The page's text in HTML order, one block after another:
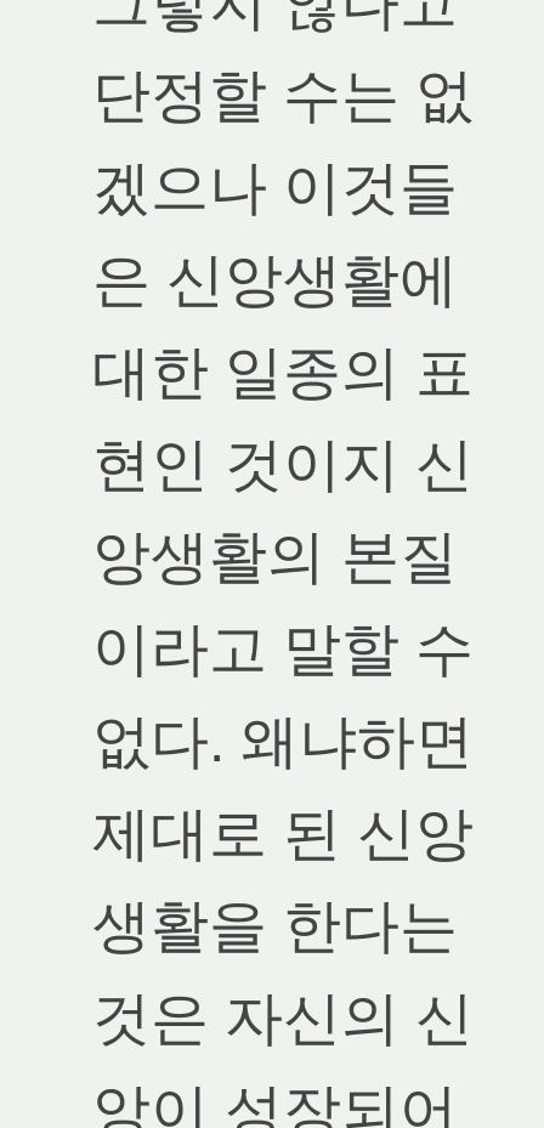
단정할 수는 없
겠으나 이것들
은 신앙생활에
대한 일종의 표
현인 것이지 신
앙생활의 본질
이라고 말할 수
없다. 왜냐하면
제대로 된 신앙
생활을 한다는
것은 자신의 신
앙이 성장되어